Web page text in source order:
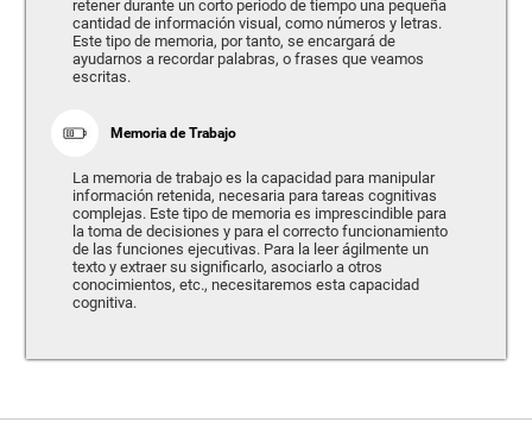
retener durante un corto periodo de tiempo una pequeña
cantidad de información visual, como números y letras.
Este tipo de memoria, por tanto, se encargará de
ayudarnos a recordar palabras, o frases que veamos
escritas.
Memoria de Trabajo
La memoria de trabajo es la capacidad para manipular
información retenida, necesaria para tareas cognitivas
complejas. Este tipo de memoria es imprescindible para
la toma de decisiones y para el correcto funcionamiento
de las funciones ejecutivas. Para la leer ágilmente un
texto y extraer su significarlo, asociarlo a otros
conocimientos, etc., necesitaremos esta capacidad
cognitiva.